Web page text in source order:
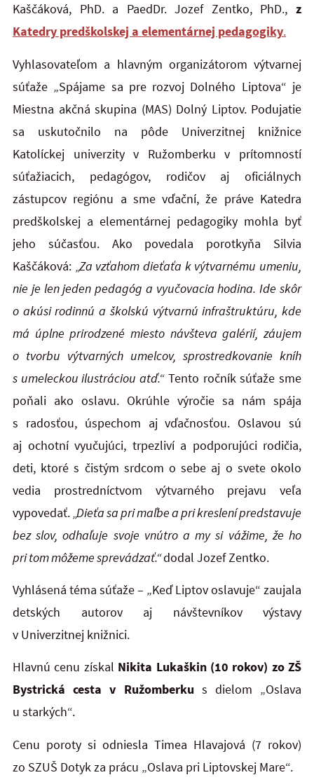
Kaščáková, PhD. a PaedDr. Jozef Zentko, PhD., z
Katedry predškolskej a elementárnej pedagogiky.
Vyhlasovateľom a hlavným organizátorom výtvarnej
súťaže „Spájame sa pre rozvoj Dolného Liptova“ je
Miestna akčná skupina (MAS) Dolný Liptov. Podujatie
sa uskutočnilo na pôde Univerzitnej knižnice
Katolíckej univerzity v Ružomberku v prítomností
súťažiacich, pedagógov, rodičov aj oficiálnych
zástupcov regiónu a sme vďační, že práve Katedra
predškolskej a elementárnej pedagogiky mohla byť
jeho súčasťou. Ako povedala porotkyňa Silvia
Kaščáková: „Za vzťahom dieťaťa k výtvarnému umeniu,
nie je len jeden pedagóg a vyučovacia hodina. Ide skôr
o akúsi rodinnú a školskú výtvarnú infraštruktúru, kde
má úplne prirodzené miesto návšteva galérií, záujem
o tvorbu výtvarných umelcov, sprostredkovanie kníh
s umeleckou ilustráciou atď.“Tento ročník súťaže sme
poňali ako oslavu. Okrúhle výročie sa nám spája
s radosťou, úspechom aj vďačnosťou. Oslavou sú
aj ochotní vyučujúci, trpezliví a podporujúci rodičia,
deti, ktoré s čistým srdcom o sebe aj o svete okolo
vedia prostredníctvom výtvarného prejavu veľa
vypovedať. „Dieťa sa pri maľbe a pri kreslení predstavuje
bez slov, odhaľuje svoje vnútro a my si vážime, že ho
pri tom môžeme sprevádzať.“dodal Jozef Zentko.
Vyhlásená téma súťaže – „Keď Liptov oslavuje“ zaujala
detských autorov aj návštevníkov výstavy
v Univerzitnej knižnici.
Hlavnú cenu získal Nikita Lukaškin (10 rokov) zo ZŠ
Bystrická cesta v Ružomberku s dielom „Oslava
u starkých“.
Cenu poroty si odniesla Timea Hlavajová (7 rokov)
zo SZUŠ Dotyk za prácu „Oslava pri Liptovskej Mare“.